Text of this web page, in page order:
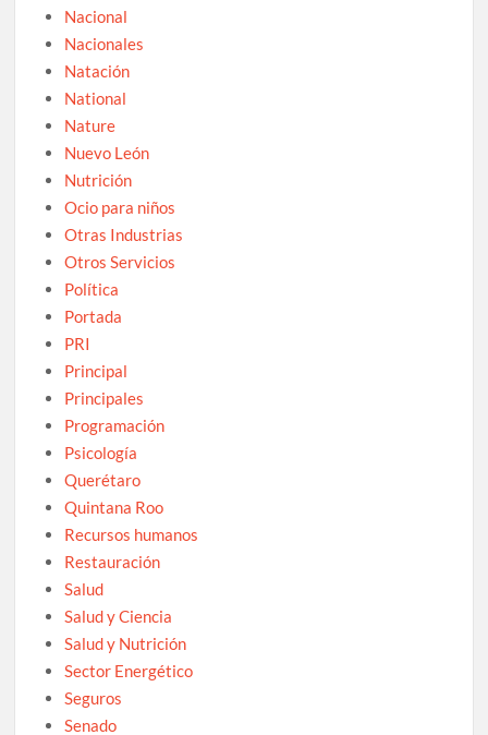
Nacional
Nacionales
Natación
National
Nature
Nuevo León
Nutrición
Ocio para niños
Otras Industrias
Otros Servicios
Política
Portada
PRI
Principal
Principales
Programación
Psicología
Querétaro
Quintana Roo
Recursos humanos
Restauración
Salud
Salud y Ciencia
Salud y Nutrición
Sector Energético
Seguros
Senado